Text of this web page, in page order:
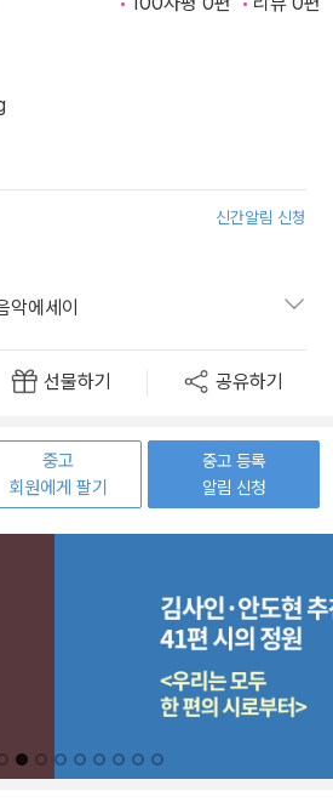
신간알림 신청
악에세이
선물하기 공유하기
중고
회원에게 팔기
중고 등록
알림 신청